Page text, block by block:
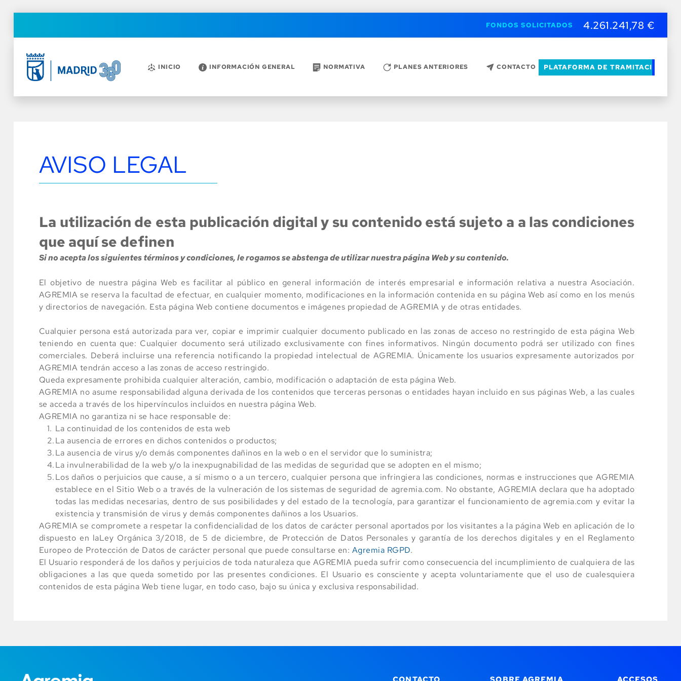
FONDOS SOLICITADOS 4.261.241,78 €
INICIO INFORMACIÓN GENERAL NORMATIVA PLANES ANTERIORES CONTACTO PLATAFORMA DE TRAMITACIÓN
AVISO LEGAL
La utilización de esta publicación digital y su contenido está sujeto a a las condiciones
que aquí se definen
Si no acepta los siguientes términos y condiciones, le rogamos se abstenga de utilizar nuestra página Web y su contenido.
El objetivo de nuestra página Web es facilitar al público en general información de interés empresarial e información relativa a nuestra Asociación.
AGREMIA se reserva la facultad de efectuar, en cualquier momento, modificaciones en la información contenida en su página Web así como en los menús
y directorios de navegación. Esta página Web contiene documentos e imágenes propiedad de AGREMIA y de otras entidades.
Cualquier persona está autorizada para ver, copiar e imprimir cualquier documento publicado en las zonas de acceso no restringido de esta página Web
teniendo en cuenta que: Cualquier documento será utilizado exclusivamente con fines informativos. Ningún documento podrá ser utilizado con fines
comerciales. Deberá incluirse una referencia notificando la propiedad intelectual de AGREMIA. Únicamente los usuarios expresamente autorizados por
AGREMIA tendrán acceso a las zonas de acceso restringido.
Queda expresamente prohibida cualquier alteración, cambio, modificación o adaptación de esta página Web.
AGREMIA no asume responsabilidad alguna derivada de los contenidos que terceras personas o entidades hayan incluido en sus páginas Web, a las cuales
se acceda a través de los hipervínculos incluidos en nuestra página Web.
AGREMIA no garantiza ni se hace responsable de:
La continuidad de los contenidos de esta web
La ausencia de errores en dichos contenidos o productos;
La ausencia de virus y/o demás componentes dañinos en la web o en el servidor que lo suministra;
La invulnerabilidad de la web y/o la inexpugnabilidad de las medidas de seguridad que se adopten en el mismo;
Los daños o perjuicios que cause, a sí mismo o a un tercero, cualquier persona que infringiera las condiciones, normas e instrucciones que AGREMIA
establece en el Sitio Web o a través de la vulneración de los sistemas de seguridad de agremia.com. No obstante, AGREMIA declara que ha adoptado
todas las medidas necesarias, dentro de sus posibilidades y del estado de la tecnología, para garantizar el funcionamiento de agremia.com y evitar la
existencia y transmisión de virus y demás componentes dañinos a los Usuarios.
AGREMIA se compromete a respetar la confidencialidad de los datos de carácter personal aportados por los visitantes a la página Web en aplicación de lo
dispuesto en laLey Orgánica 3/2018, de 5 de diciembre, de Protección de Datos Personales y garantía de los derechos digitales y en el Reglamento
Europeo de Protección de Datos de carácter personal que puede consultarse en: Agremia RGPD.
El Usuario responderá de los daños y perjuicios de toda naturaleza que AGREMIA pueda sufrir como consecuencia del incumplimiento de cualquiera de las
obligaciones a las que queda sometido por las presentes condiciones. El Usuario es consciente y acepta voluntariamente que el uso de cualesquiera
contenidos de esta página Web tiene lugar, en todo caso, bajo su única y exclusiva responsabilidad.